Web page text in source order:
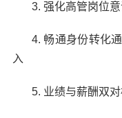
3. 强化高管岗位
4. 畅通身份转化
入
5. 业绩与薪酬双